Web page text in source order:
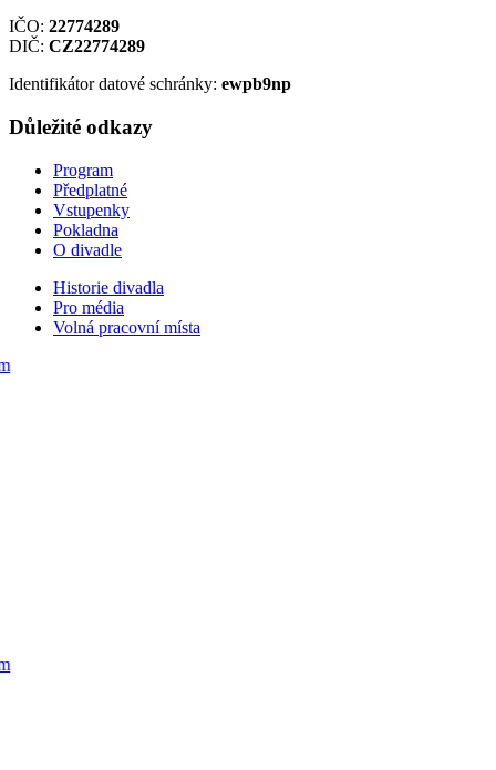
IČO: 22774289
DIČ: CZ22774289
Identifikátor datové schránky: ewpb9np
Důležité odkazy
Program
Předplatné
Vstupenky
Pokladna
O divadle
Historie divadla
Pro média
Volná pracovní místa